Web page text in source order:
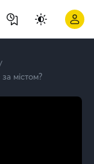
містом?
Hub